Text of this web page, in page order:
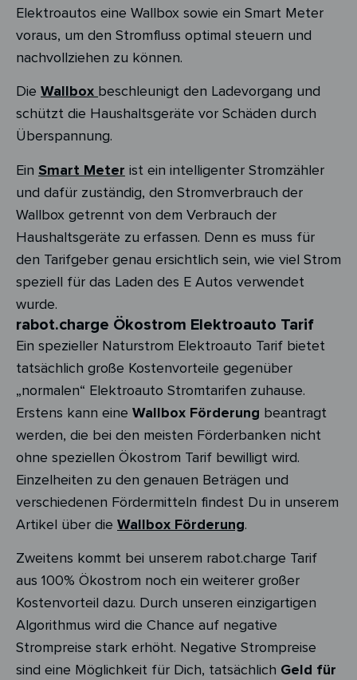
Elektroautos eine Wallbox sowie ein Smart Meter
voraus, um den Stromfluss optimal steuern und
nachvollziehen zu können.
Die Wallbox beschleunigt den Ladevorgang und
schützt die Haushaltsgeräte vor Schäden durch
Überspannung.
Ein Smart Meter ist ein intelligenter Stromzähler
und dafür zuständig, den Stromverbrauch der
Wallbox getrennt von dem Verbrauch der
Haushaltsgeräte zu erfassen. Denn es muss für
den Tarifgeber genau ersichtlich sein, wie viel Strom
speziell für das Laden des E Autos verwendet
wurde.
rabot.charge Ökostrom Elektroauto Tarif
Ein spezieller Naturstrom Elektroauto Tarif bietet
tatsächlich große Kostenvorteile gegenüber
„normalen“ Elektroauto Stromtarifen zuhause.
Erstens kann eine Wallbox Förderung beantragt
werden, die bei den meisten Förderbanken nicht
ohne speziellen Ökostrom Tarif bewilligt wird.
Einzelheiten zu den genauen Beträgen und
verschiedenen Fördermitteln findest Du in unserem
Artikel über die Wallbox Förderung.
Zweitens kommt bei unserem rabot.charge Tarif
aus 100% Ökostrom noch ein weiterer großer
Kostenvorteil dazu. Durch unseren einzigartigen
Algorithmus wird die Chance auf negative
Strompreise stark erhöht. Negative Strompreise
sind eine Möglichkeit für Dich, tatsächlich Geld für